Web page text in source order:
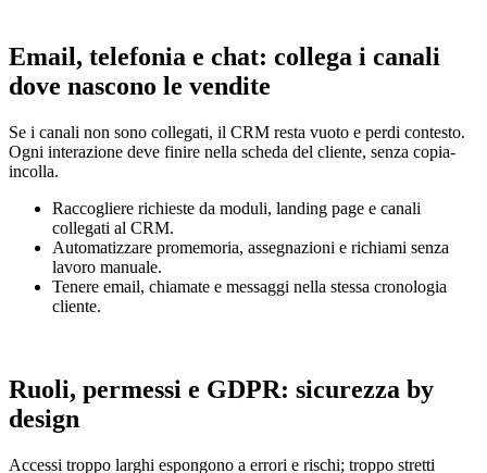
Email, telefonia e chat: collega i canali
dove nascono le vendite
Se i canali non sono collegati, il CRM resta vuoto e perdi contesto.
Ogni interazione deve finire nella scheda del cliente, senza copia-
incolla.
Raccogliere richieste da moduli, landing page e canali
collegati al CRM.
Automatizzare promemoria, assegnazioni e richiami senza
lavoro manuale.
Tenere email, chiamate e messaggi nella stessa cronologia
cliente.
Ruoli, permessi e GDPR: sicurezza by
design
Accessi troppo larghi espongono a errori e rischi; troppo stretti